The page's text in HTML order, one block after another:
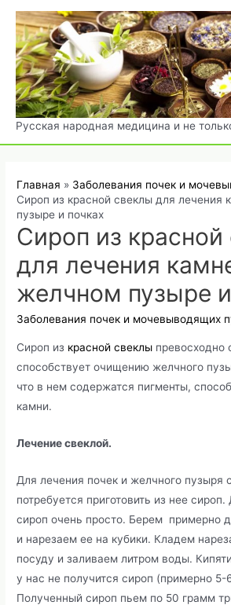
Перейти
содержимому
Русская народная медицина и не
Главная
Заболевания почек и
Сироп из красной свеклы для лечения
пузыре и почках
Сироп из красной
для лечения
желчном пузыре
Заболевания почек и мочевыводящих
Сироп из красной свеклы превосходно
способствует очищению желчного
что в нем содержатся пигменты,
камни.
Лечение свеклой.
Для лечения почек и желчного пузыря
потребуется приготовить из нее сироп.
сироп очень просто. Берем примерно
и нарезаем ее на кубики. Кладем
посуду и заливаем литром воды.
у нас не получится сироп (примерно 5-
Полученный сироп пьем по 50 грамм